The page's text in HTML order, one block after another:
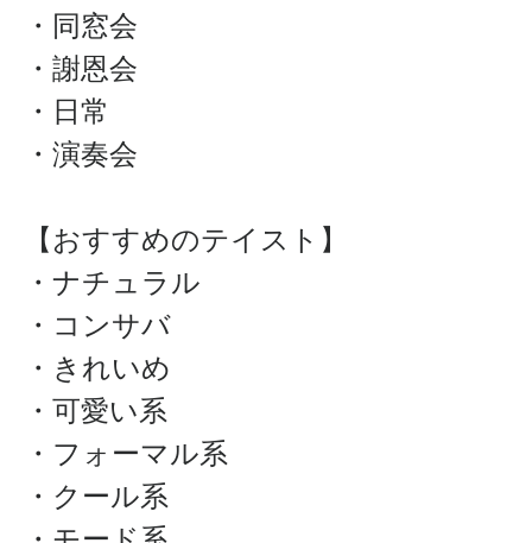
・同窓会
・謝恩会
・日常
・演奏会
【おすすめのテイスト】
・ナチュラル
・コンサバ
・きれいめ
・可愛い系
・フォーマル系
・クール系